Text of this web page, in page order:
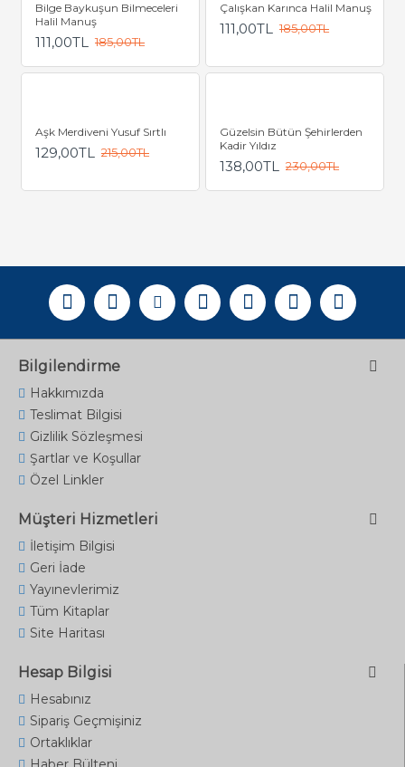
Bilge Baykuşun Bilmeceleri
Halil Manuş
111,00TL 185,00TL
Çalışkan Karınca Halil Manuş
111,00TL 185,00TL
Aşk Merdiveni Yusuf Sırtlı
129,00TL 215,00TL
Güzelsin Bütün Şehirlerden
Kadir Yıldız
138,00TL 230,00TL
Bilgilendirme
Hakkımızda
Teslimat Bilgisi
Gizlilik Sözleşmesi
Şartlar ve Koşullar
Özel Linkler
Müşteri Hizmetleri
İletişim Bilgisi
Geri İade
Yayınevlerimiz
Tüm Kitaplar
Site Haritası
Hesap Bilgisi
Hesabınız
Sipariş Geçmişiniz
Ortaklıklar